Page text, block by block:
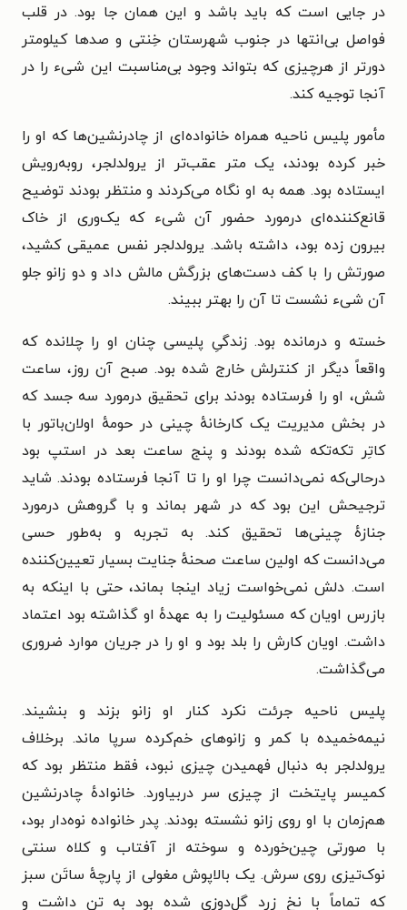
در جایی است که باید باشد و این همان جا بود. در قلب
فواصل بی‌انتها در جنوب شهرستان خِنتی و صدها کیلومتر
دورتر از هرچیزی که بتواند وجود بی‌مناسبت این شیء را در
آنجا توجیه کند.
مأمور پلیس ناحیه همراه خانواده‌ای از چادرنشین‌ها که او را
خبر کرده بودند، یک متر عقب‌تر از یرولدلجر، روبه‌رویش
ایستاده بود. همه به او نگاه می‌کردند و منتظر بودند توضیح
قانع‌کننده‌ای درمورد حضور آن شیء که یک‌وری از خاک
بیرون زده بود، داشته باشد. یرولدلجر نفس عمیقی کشید،
صورتش را با کف دست‌های بزرگش مالش داد و دو زانو جلو
آن شیء نشست تا آن را بهتر ببیند.
خسته و درمانده بود. زندگیِ پلیسی چنان او را چلانده که
واقعاً دیگر از کنترلش خارج شده بود. صبح آن روز، ساعت
شش، او را فرستاده بودند برای تحقیق درمورد سه جسد که
در بخش مدیریت یک کارخانهٔ چینی در حومهٔ اولان‌باتور با
کاتِر تکه‌تکه شده بودند و پنج ساعت بعد در استپ بود
درحالی‌که نمی‌دانست چرا او را تا آنجا فرستاده بودند. شاید
ترجیحش این بود که در شهر بماند و با گروهش درمورد
جنازهٔ چینی‌ها تحقیق کند. به تجربه و به‌طور حسی
می‌دانست که اولین ساعت صحنهٔ جنایت بسیار تعیین‌کننده
است. دلش نمی‌خواست زیاد اینجا بماند، حتی با اینکه به
بازرس اویان که مسئولیت را به عهدهٔ او گذاشته بود اعتماد
داشت. اویان کارش را بلد بود و او را در جریان موارد ضروری
می‌گذاشت.
پلیس ناحیه جرئت نکرد کنار او زانو بزند و بنشیند.
نیمه‌خمیده با کمر و زانوهای خم‌کرده سرپا ماند. برخلاف
یرولدلجر به دنبال فهمیدن چیزی نبود، فقط منتظر بود که
کمیسر پایتخت از چیزی سر دربیاورد. خانوادهٔ چادرنشین
هم‌زمان با او روی زانو نشسته بودند. پدر خانواده نوه‌دار بود،
با صورتی چین‌خورده و سوخته از آفتاب و کلاه سنتی
نوک‌تیزی روی سرش. یک بالاپوش مغولی از پارچهٔ ساتَن سبز
که تماماً با نخ زرد گل‌دوزی شده بود به تن داشت و